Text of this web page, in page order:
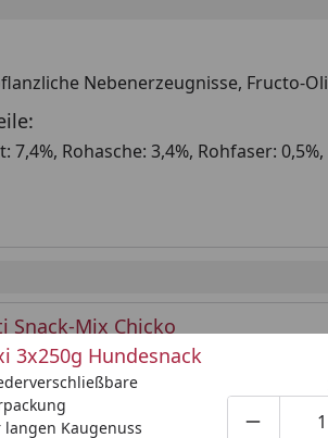
Nebenerzeugnisse, Fructo-
7,4%, Rohasche: 3,4%, Rohfaser:
Snack-Mix Chicko
3x250g Hundesnack
Kaugenuss